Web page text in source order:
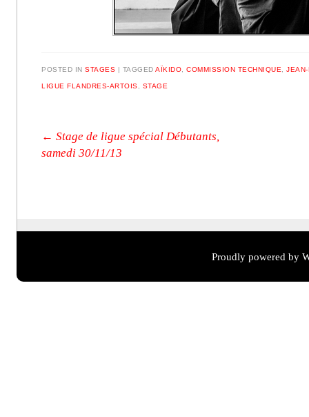
POSTED INSTAGES | TAGGEDAÏKIDO ,COMMISSION TECHNIQUE ,
LIGUE FLANDRES-ARTOIS STAGE
Post navigation
← Stage de ligue spécial Débutants,
samedi 30/11/13
Proudly powered by